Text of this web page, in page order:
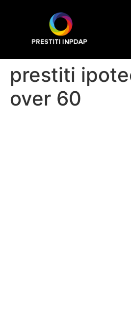
prestiti
over 60